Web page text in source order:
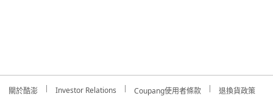
關於酷澎 Investor Relations Coupang使用者條款
退換貨政策